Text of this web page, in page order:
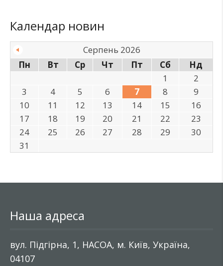
Календар новин
Серпень 2026
Пн
Вт Ср Чт Пт Сб
Нд
1
2
3
4 5 6 7 8
9
10
11 12 13 14 15
16
17
18 19 20 21 22
23
24
25 26 27 28 29
30
31
Наша адреса
вул. Підгірна, 1, НАСОА, м. Київ, Україна,
04107